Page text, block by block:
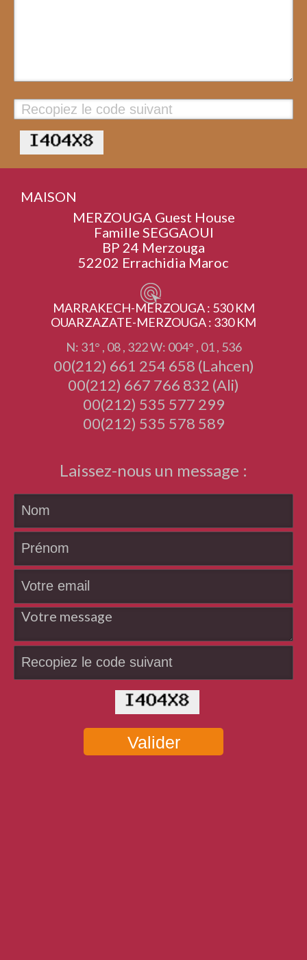
MAISON
MERZOUGA Guest House
Famille SEGGAOUI
BP 24 Merzouga
52202 Errachidia Maroc
MARRAKECH-MERZOUGA : 530 KM
OUARZAZATE-MERZOUGA : 330 KM
N: 31° , 08 , 322 W: 004° , 01 , 536
00(212) 661 254 658 (Lahcen)
00(212) 667 766 832 (Ali)
00(212) 535 577 299
00(212) 535 578 589
Laissez-nous un message :
Valider